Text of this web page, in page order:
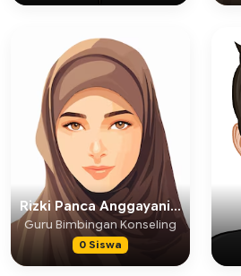
Rizki Panca Anggayani, S.Sos
Guru Bimbingan Konseling
0 Siswa